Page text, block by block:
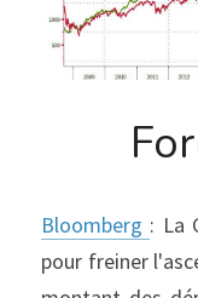
Bloomberg : La
pour freiner